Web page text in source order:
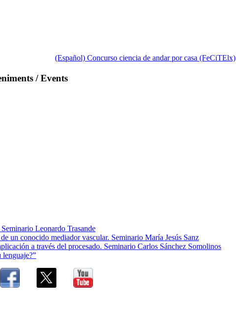
(Español) Concurso ciencia de andar por casa (FeCiTElx)
/ Events
Leonardo Trasande
un conocido mediador vascular. Seminario María Jesús Sanz
a través del procesado. Seminario Carlos Sánchez Somolinos
lenguaje?”